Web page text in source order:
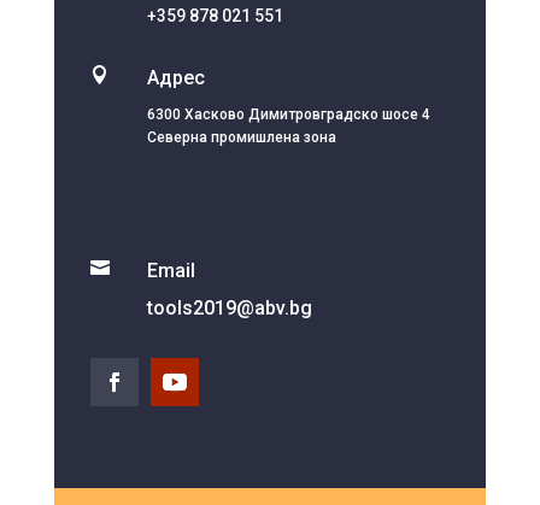
+359 878 021 551
 Адрес
6300 Хасково Димитровградско шосе 4
Северна промишлена зона

Email
tools2019@abv.bg